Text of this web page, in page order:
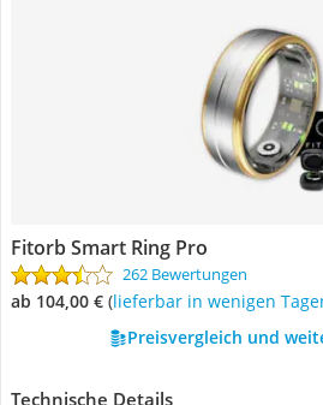
Fitorb Smart Ring Pro
262 Bewertungen
ab 104,00 € ( Lieferbar in wenigen
Preisvergleich und
Technische Details